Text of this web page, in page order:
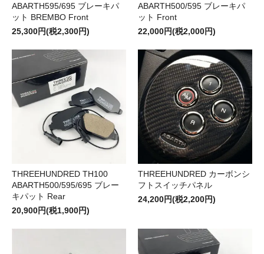
ABARTH595/695 ブレーキパ
ット BREMBO Front
25,300円(税2,300円)
ABARTH500/595 ブレーキパ
ット Front
22,000円(税2,000円)
THREEHUNDRED TH100
ABARTH500/595/695 ブレー
キパット Rear
20,900円(税1,900円)
THREEHUNDRED カーボンシ
フトスイッチパネル
24,200円(税2,200円)